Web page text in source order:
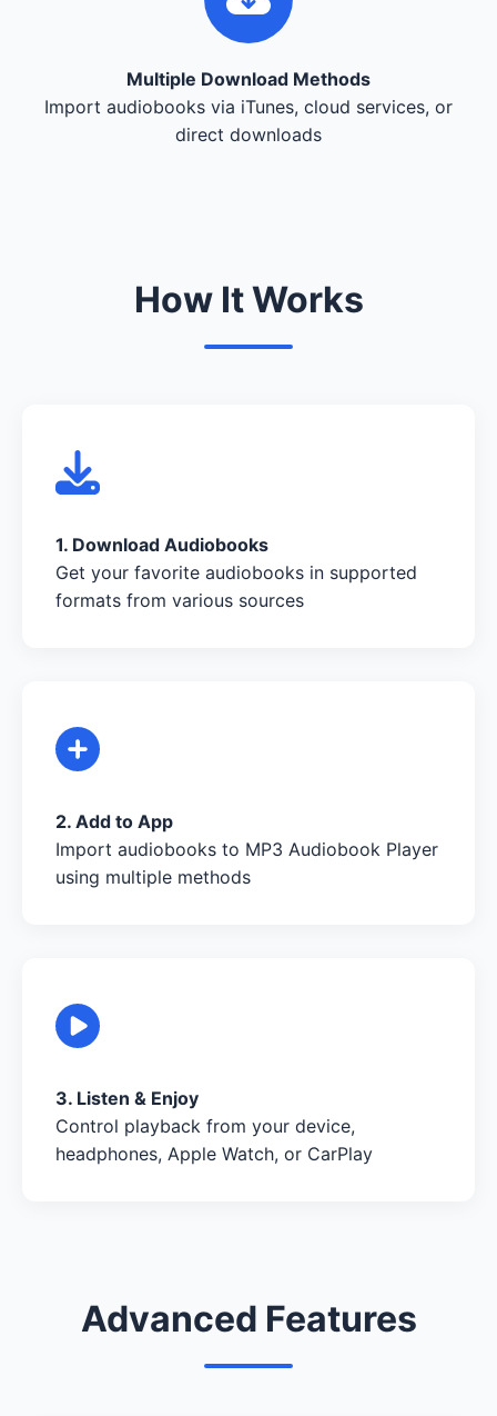
Multiple Download Methods
Import audiobooks via iTunes, cloud services, or
direct downloads
How It Works
1. Download Audiobooks
Get your favorite audiobooks in supported
formats from various sources
2. Add to App
Import audiobooks to MP3 Audiobook Player
using multiple methods
3. Listen & Enjoy
Control playback from your device,
headphones, Apple Watch, or CarPlay
Advanced Features